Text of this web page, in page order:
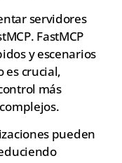
servidores
FastMCP
y escenarios
es crucial,
más
pueden